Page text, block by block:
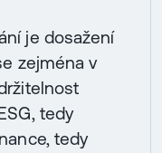
je dosažení
zejména v
tedy
tedy